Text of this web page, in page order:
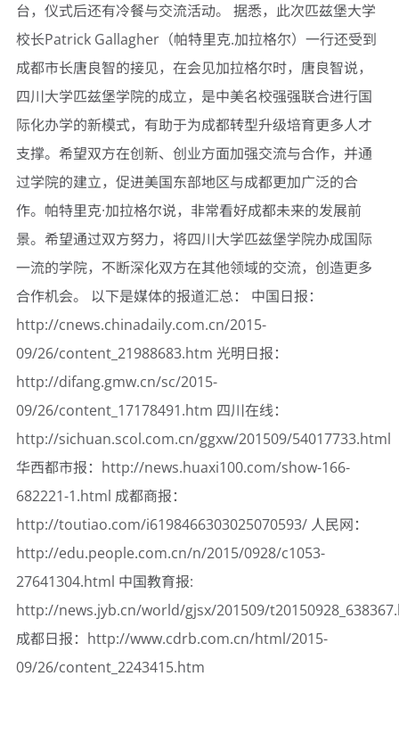
台，仪式后还有冷餐与交流活动。 据悉，此次匹兹堡大学
校长Patrick Gallagher（帕特里克.加拉格尔）一行还受到
成都市长唐良智的接见，在会见加拉格尔时，唐良智说，
四川大学匹兹堡学院的成立，是中美名校强强联合进行国
际化办学的新模式，有助于为成都转型升级培育更多人才
支撑。希望双方在创新、创业方面加强交流与合作，并通
过学院的建立，促进美国东部地区与成都更加广泛的合
作。帕特里克·加拉格尔说，非常看好成都未来的发展前
景。希望通过双方努力，将四川大学匹兹堡学院办成国际
一流的学院，不断深化双方在其他领域的交流，创造更多
合作机会。 以下是媒体的报道汇总： 中国日报：
http://cnews.chinadaily.com.cn/2015-
09/26/content_21988683.htm 光明日报：
http://difang.gmw.cn/sc/2015-
09/26/content_17178491.htm 四川在线：
http://sichuan.scol.com.cn/ggxw/201509/54017733.html
华西都市报：http://news.huaxi100.com/show-166-
682221-1.html 成都商报：
http://toutiao.com/i6198466303025070593/ 人民网：
http://edu.people.com.cn/n/2015/0928/c1053-
27641304.html 中国教育报:
http://news.jyb.cn/world/gjsx/201509/
成都日报：http://www.cdrb.com.cn/html/2015-
09/26/content_2243415.htm